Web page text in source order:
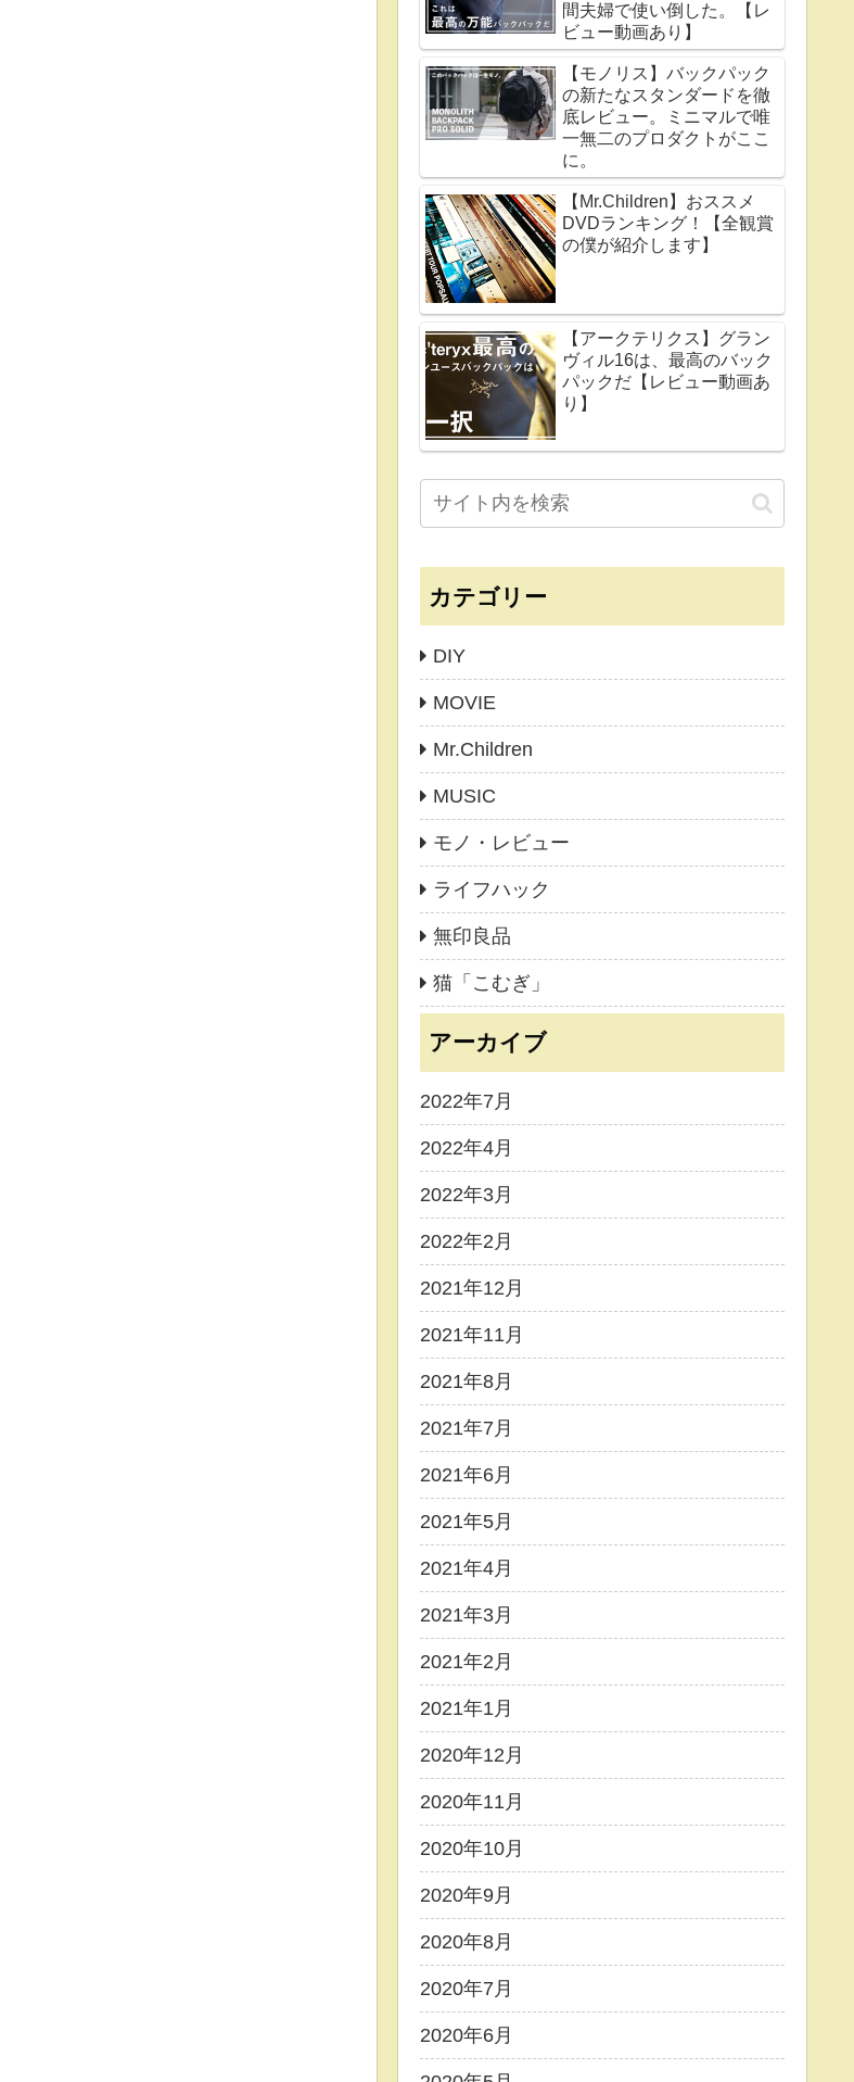
間夫婦で使い倒した。【レ
ビュー動画あり】
【モノリス】バックパック
の新たなスタンダードを徹
底レビュー。ミニマルで唯
一無二のプロダクトがここ
に。
【Mr.Children】おススメ
DVDランキング！【全観賞
の僕が紹介します】
【アークテリクス】グラン
ヴィル16は、最高のバック
パックだ【レビュー動画あ
り】
カテゴリー
DIY
MOVIE
Mr.Children
MUSIC
モノ・レビュー
ライフハック
無印良品
猫「こむぎ」
アーカイブ
2022年7月
2022年4月
2022年3月
2022年2月
2021年12月
2021年11月
2021年8月
2021年7月
2021年6月
2021年5月
2021年4月
2021年3月
2021年2月
2021年1月
2020年12月
2020年11月
2020年10月
2020年9月
2020年8月
2020年7月
2020年6月